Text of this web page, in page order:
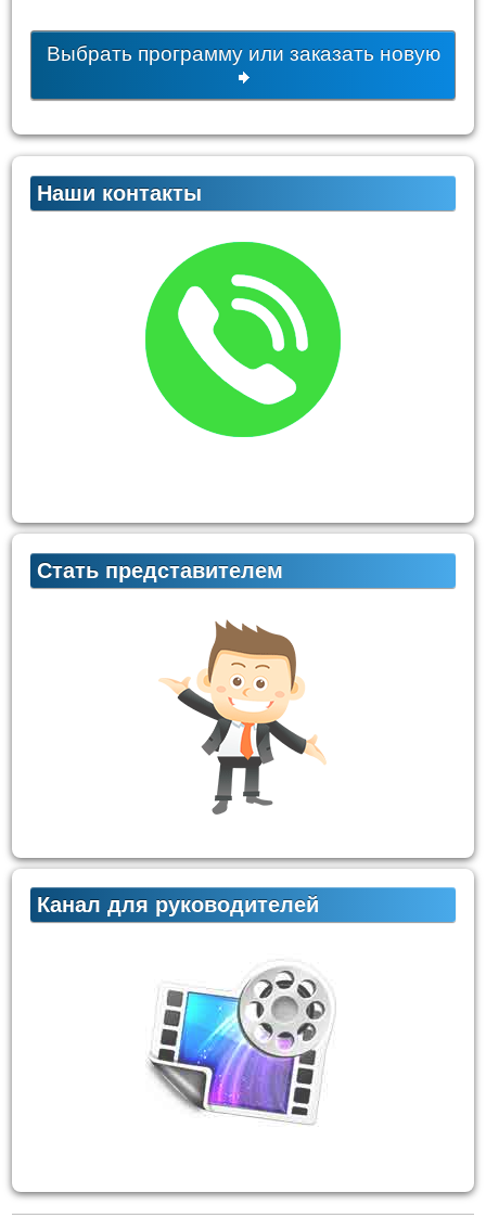
Выбрать программу или заказать новую
Наши контакты
Стать представителем
Канал для руководителей